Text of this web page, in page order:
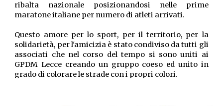
ribalta nazionale posizionandosi nelle prime
maratone italiane per numero di atleti arrivati.
Questo amore per lo sport, per il territorio, per la
solidarietà, per l'amicizia è stato condiviso da tutti gli
associati che nel corso del tempo si sono uniti ai
GPDM Lecce creando un gruppo coeso ed unito in
grado di colorare le strade con i propri colori.